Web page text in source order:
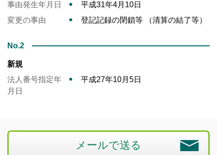
事由発生年月日
平成31年4月10日
変更の事由
登記記録の閉鎖等 （清算の結了等）
No.2
新規
法人番号指定年
月日
平成27年10月5日
メールで送る